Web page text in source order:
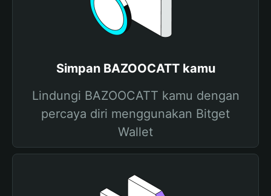
Simpan BAZOOCATT kamu
Lindungi BAZOOCATT kamu dengan
percaya diri menggunakan Bitget
Wallet